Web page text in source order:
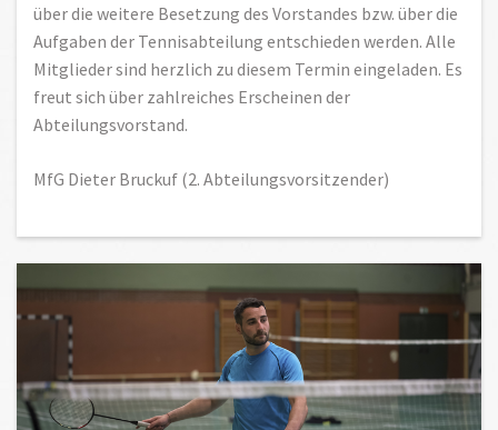
über die weitere Besetzung des Vorstandes bzw. über die
Aufgaben der Tennisabteilung entschieden werden. Alle
Mitglieder sind herzlich zu diesem Termin eingeladen. Es
freut sich über zahlreiches Erscheinen der
Abteilungsvorstand.
MfG Dieter Bruckuf (2. Abteilungsvorsitzender)